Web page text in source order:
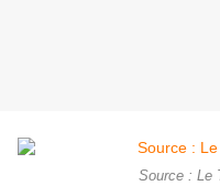
Source : Le